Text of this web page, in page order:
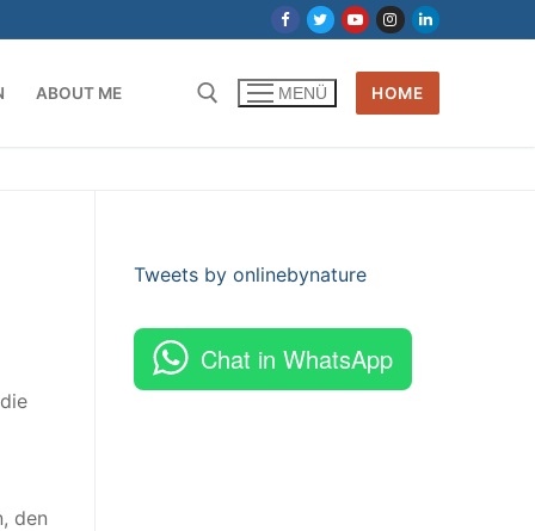
ABOUT ME MENÜ HOME
den
Tweets by onlinebynature
Chat in WhatsApp